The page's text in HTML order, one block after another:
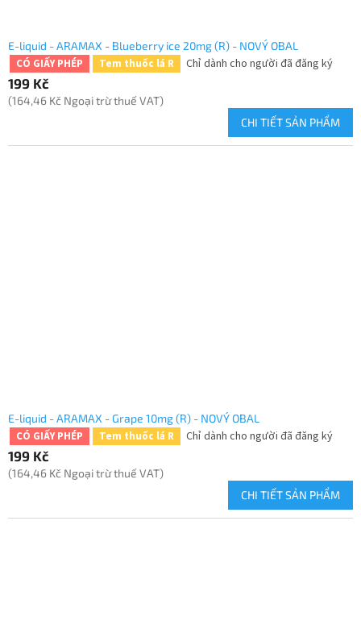
E-liquid - ARAMAX - Blueberry ice 20mg (R) - NOVÝ OBAL
CÓ GIẤY PHÉP Tem thuốc lá R
Chỉ dành cho người đã đăng ký
199 Kč
(164,46 Kč Ngoại trừ thuế VAT)
CHI TIẾT SẢN PHẨM
E-liquid - ARAMAX - Grape 10mg (R) - NOVÝ OBAL
CÓ GIẤY PHÉP Tem thuốc lá R
Chỉ dành cho người đã đăng ký
199 Kč
(164,46 Kč Ngoại trừ thuế VAT)
CHI TIẾT SẢN PHẨM